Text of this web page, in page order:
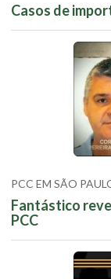
Casos de
PCC EM SÃO
Fantástico
PCC